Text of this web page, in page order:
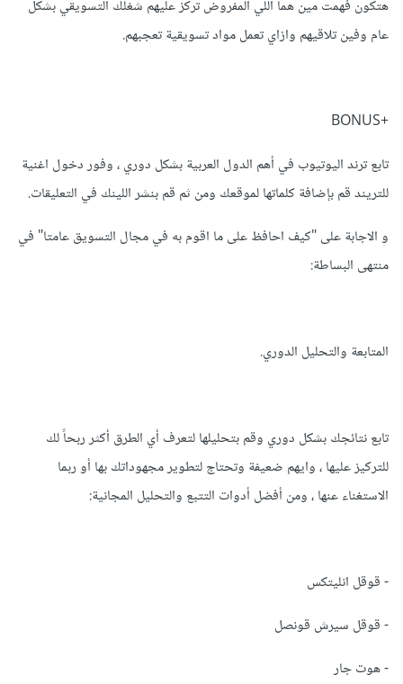
هتكون فهمت مين هما اللي المفروض تركز عليهم شغلك التسويقي بشكل
عام وفين تلاقيهم وازاي تعمل مواد تسويقية تعجبهم.
+BONUS
تابع ترند اليوتيوب في أهم الدول العربية بشكل دوري ، وفور دخول اغنية
للتريند قم بإضافة كلماتها لموقعك ومن ثم قم بنشر اللينك في التعليقات.
و الاجابة على "كيف احافظ على ما اقوم به في مجال التسويق عامتا" في
منتهى البساطة:
المتابعة والتحليل الدوري.
تابع نتائجك بشكل دوري وقم بتحليلها لتعرف أي الطرق أكثر ربحاً لك
للتركيز عليها ، وايهم ضعيفة وتحتاج لتطوير مجهوداتك بها أو ربما
الاستغناء عنها ، ومن أفضل أدوات التتبع والتحليل المجانية:
- قوقل انليتكس
- قوقل سيرش قونصل
- هوت جار